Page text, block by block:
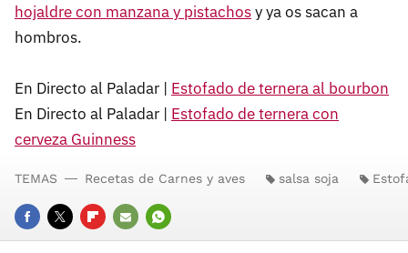
hojaldre con manzana y pistachosy ya os sacan a
hombros.
En Directo al Paladar | Estofado de ternera al bourbon
En Directo al Paladar | Estofado de ternera con
cerveza Guinness
FACEBOOK
TWITTERFLIPBOARD
E-
WHATSAPP
TEMAS Recetas de Carnes y aves salsa soja